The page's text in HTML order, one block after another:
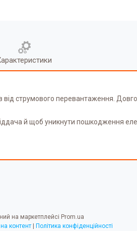
від струмового перевантаження.
й щоб уникнути пошкодження
на маркетплейсі Prom.ua
контент | Політика конфіденційності